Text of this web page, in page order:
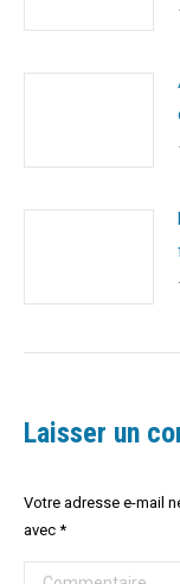
Laisser un
Votre adresse e-mail
avec *
Commentaire